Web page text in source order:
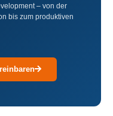
– von der
bis zum produktiven